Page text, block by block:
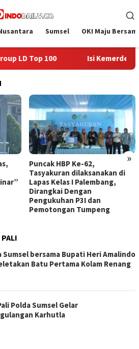
Sumsel OKI Maju
Kepedulian, Lapas Sekayu
»
HBP Ke-62,
dilaksanakan di
Kelas I Palembang,
Dengan
P3I dan
Tumpeng
Lapas
Lembaga
Sumsel bersama Bupati Heri Amalindo
Batu Pertama Kolam Renang
Polda Sumsel Gelar
Karhutla